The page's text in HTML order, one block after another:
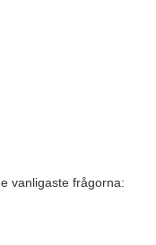
vanligaste frågorna: